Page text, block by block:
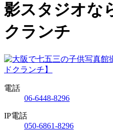
影スタジオな
クランチ
電話
06-6448-8296
IP電話
050-6861-8296